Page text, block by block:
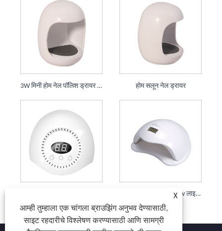
3W मिनी होम नेल पॉलिश ड्रायर 3 LEDs वैयक्तिक वापर होम सलून नेल ड्रायर
48W SUN5 नेल पॉलिश Uv लाइट ड्रायर 36 LEDs जेल नेल आर्ट फ्लॅश क्युरिंग लॅम्प
X
आम्ही तुम्हाला एक चांगला ब्राउझिंग अनुभव देण्यासाठी,
साइट रहदारीचे विश्लेषण करण्यासाठी आणि सामग्री